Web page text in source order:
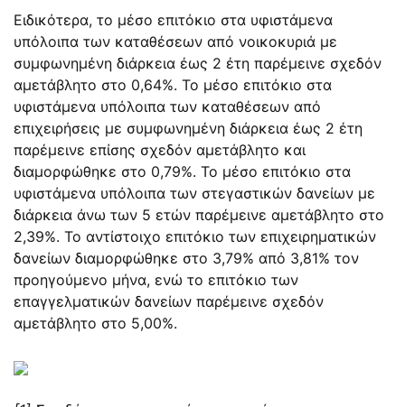
Ειδικότερα, το μέσο επιτόκιο στα υφιστάμενα
υπόλοιπα των καταθέσεων από νοικοκυριά με
συμφωνημένη διάρκεια έως 2 έτη παρέμεινε σχεδόν
αμετάβλητο στο 0,64%. Το μέσο επιτόκιο στα
υφιστάμενα υπόλοιπα των καταθέσεων από
επιχειρήσεις με συμφωνημένη διάρκεια έως 2 έτη
παρέμεινε επίσης σχεδόν αμετάβλητο και
διαμορφώθηκε στο 0,79%. Το μέσο επιτόκιο στα
υφιστάμενα υπόλοιπα των στεγαστικών δανείων με
διάρκεια άνω των 5 ετών παρέμεινε αμετάβλητο στο
2,39%. Το αντίστοιχο επιτόκιο των επιχειρηματικών
δανείων διαμορφώθηκε στο 3,79% από 3,81% τον
προηγούμενο μήνα, ενώ το επιτόκιο των
επαγγελματικών δανείων παρέμεινε σχεδόν
αμετάβλητο στο 5,00%.